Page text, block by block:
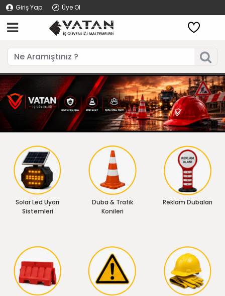
Giriş Yap Üye Ol
Solar Led Uyarı
Sistemleri
Duba & Trafik
Konileri
Reklam Dubaları